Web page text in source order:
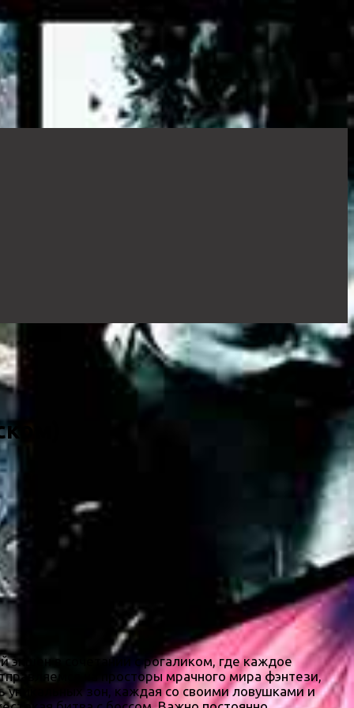
в сочетании с рогаликом, где каждое
на просторы мрачного мира фэнтези,
уникальных зон, каждая со своими ловушками и